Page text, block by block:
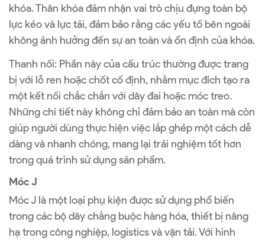
khóa. Thân khóa đảm nhận vai trò chịu đựng toàn bộ
lực kéo và lực tải, đảm bảo rằng các yếu tố bên ngoài
không ảnh hưởng đến sự an toàn và ổn định của khóa.
Thanh nối: Phần này của cấu trúc thường được trang
bị với lỗ ren hoặc chốt cố định, nhằm mục đích tạo ra
một kết nối chắc chắn với dây đai hoặc móc treo.
Những chi tiết này không chỉ đảm bảo an toàn mà còn
giúp người dùng thực hiện việc lắp ghép một cách dễ
dàng và nhanh chóng, mang lại trải nghiệm tốt hơn
trong quá trình sử dụng sản phẩm.
Móc J
Móc J là một loại phụ kiện được sử dụng phổ biến
trong các bộ dây chằng buộc hàng hóa, thiết bị nâng
hạ trong công nghiệp, logistics và vận tải. Với hình